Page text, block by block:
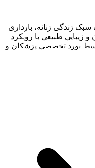
زندگی زنانه، بارداری
زیبایی طبیعی با رویکرد
بورد تخصصی پزشکان و